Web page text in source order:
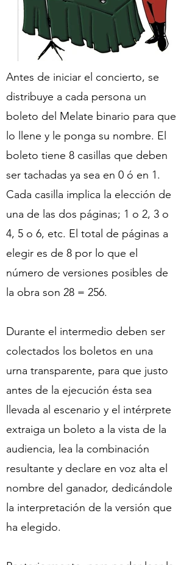
Antes de iniciar el concierto, se
distribuye a cada persona un
boleto del Melate binario para que
lo llene y le ponga su nombre. El
boleto tiene 8 casillas que deben
ser tachadas ya sea en 0 ó en 1.
Cada casilla implica la elección de
una de las dos páginas; 1 o 2, 3 o
4, 5 o 6, etc. El total de páginas a
elegir es de 8 por lo que el
número de versiones posibles de
la obra son 28 = 256.
Durante el intermedio deben ser
colectados los boletos en una
urna transparente, para que justo
antes de la ejecución ésta sea
llevada al escenario y el intérprete
extraiga un boleto a la vista de la
audiencia, lea la combinación
resultante y declare en voz alta el
nombre del ganador, dedicándole
la interpretación de la versión que
ha elegido.